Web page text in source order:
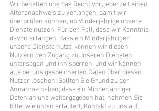
Wir behalten uns das Recht vor, jederzeit einen
Altersnachweis zu verlangen, damit wir
überprüfen können, ob Minderjährige unsere
Dienste nutzen. Für den Fall, dass wir Kenntnis
davon erlangen, dass ein Minderjähriger
unsere Dienste nutzt, können wir diesen
Nutzern den Zugang zu unseren Diensten
untersagen und ihn sperren, und wir können
alle bei uns gespeicherten Daten über diesen
Nutzer löschen. Sollten Sie Grund zu der
Annahme haben, dass ein Minderjähriger
Daten an uns weitergegeben hat, nehmen Sie
bitte, wie unten erläutert, Kontakt zu uns auf.